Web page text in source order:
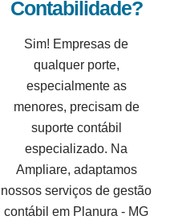
Contabilidade?
Sim! Empresas de
qualquer porte,
especialmente as
menores, precisam de
suporte contábil
especializado. Na
Ampliare, adaptamos
nossos serviços de gestão
contábil em Planura - MG